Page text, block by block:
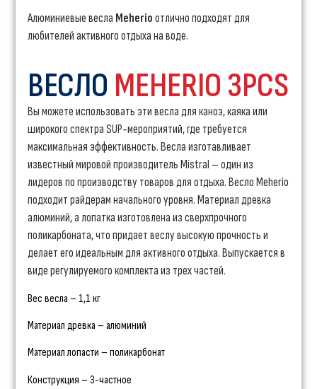
Алюминиевые весла Meherio отлично подходят для
любителей активного отдыха на воде.
ВЕСЛО MEHERIO 3PCS
Вы можете использовать эти весла для каноэ, каяка или
широкого спектра SUP-мероприятий, где требуется
максимальная эффективность. Весла изготавливает
известный мировой производитель Mistral – один из
лидеров по производству товаров для отдыха. Весло Meherio
подходит райдерам начального уровня. Материал древка
алюминий, а лопатка изготовлена из сверхпрочного
поликарбоната, что придает веслу высокую прочность и
делает его идеальным для активного отдыха. Выпускается в
виде регулируемого комплекта из трех частей.
Вес весла – 1,1 кг
Материал древка – алюминий
Материал лопасти – поликарбонат
Конструкция – 3-частное